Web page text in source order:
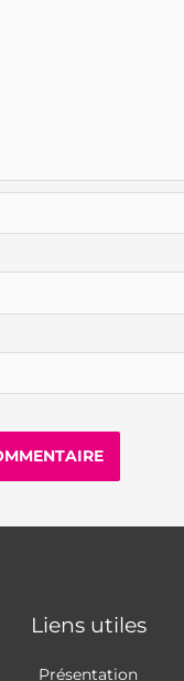
Liens utiles
Présentation